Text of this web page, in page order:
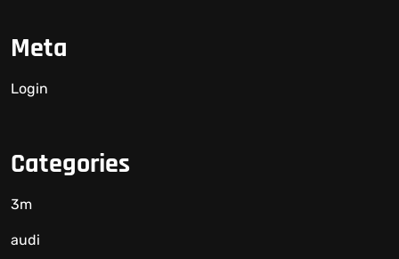
Meta
Login
Categories
3m
audi